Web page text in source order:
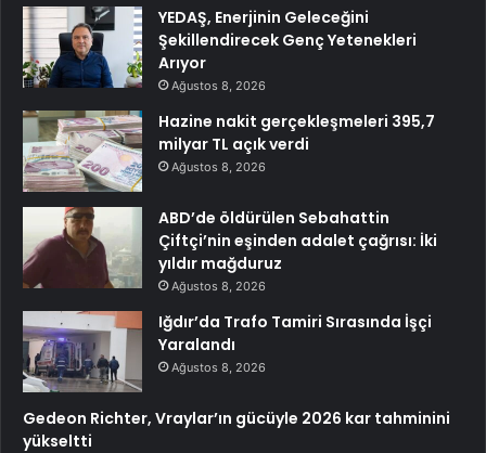
YEDAŞ, Enerjinin Geleceğini
Şekillendirecek Genç Yetenekleri
Arıyor
Ağustos 8, 2026
Hazine nakit gerçekleşmeleri 395,7
milyar TL açık verdi
Ağustos 8, 2026
ABD’de öldürülen Sebahattin
Çiftçi’nin eşinden adalet çağrısı: İki
yıldır mağduruz
Ağustos 8, 2026
Iğdır’da Trafo Tamiri Sırasında İşçi
Yaralandı
Ağustos 8, 2026
Gedeon Richter, Vraylar’ın gücüyle 2026 kar tahminini
yükseltti